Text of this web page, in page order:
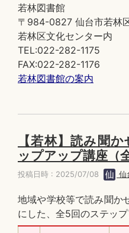
若林図書館
〒984-0827 仙台市若林
若林区文化センター内
TEL:022-282-1175
FAX:022-282-1176
若林図書館の案内
【若林】読み聞
ップアップ講座（
投稿日時 : 2025/07/08 仙
地域や学校等で読み聞か
にした、全5回のステップ